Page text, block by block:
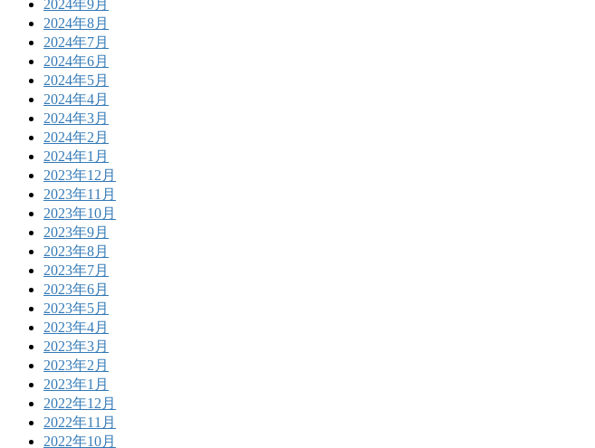
2024年9月
2024年8月
2024年7月
2024年6月
2024年5月
2024年4月
2024年3月
2024年2月
2024年1月
2023年12月
2023年11月
2023年10月
2023年9月
2023年8月
2023年7月
2023年6月
2023年5月
2023年4月
2023年3月
2023年2月
2023年1月
2022年12月
2022年11月
2022年10月